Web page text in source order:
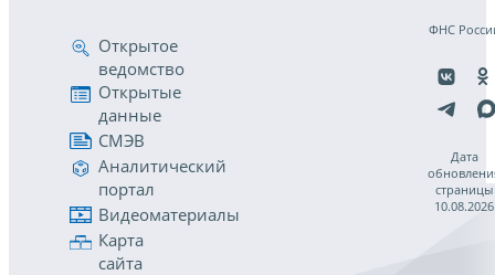
Открытое
ведомство
Открытые
данные
СМЭВ
Аналитический
портал
Видеоматериалы
Карта
сайта
ФНС
Дата
страницы
10.08.2026